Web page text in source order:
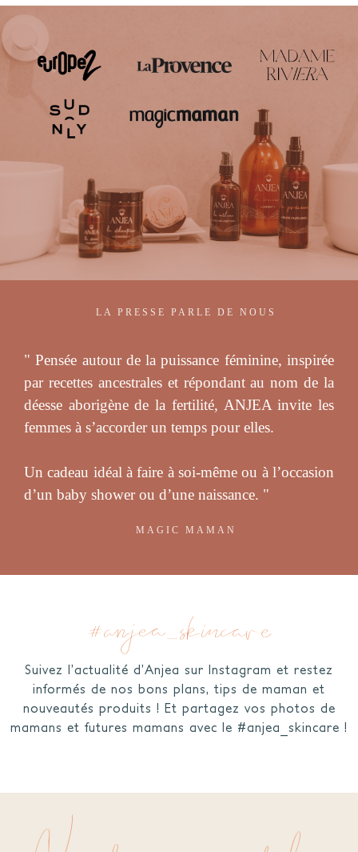
LA PRESSE PARLE DE NOUS
" Pensée autour de la puissance féminine, inspirée
par recettes ancestrales et répondant au nom de la
déesse aborigène de la fertilité, ANJEA invite les
femmes à s’accorder un temps pour elles.
Un cadeau idéal à faire à soi-même ou à l’occasion
d’un baby shower ou d’une naissance. "
MAGIC MAMAN
#anjea_skincare
Suivez l’actualité d’Anjea sur Instagram et restez
informés de nos bons plans, tips de maman et
nouveautés produits ! Et partagez vos photos de
mamans et futures mamans avec le #anjea_skincare !